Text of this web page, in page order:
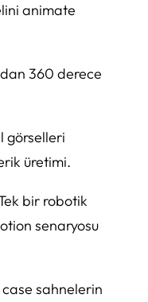
animate
360 derece
görselleri
üretimi.
bir robotik
senaryosu
sahnelerin